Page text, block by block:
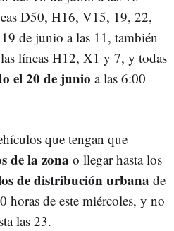
D50, H16, V15, 19, 22,
de junio a las 11, también
líneas H12, X1 y 7, y todas
el 20 de junio a las 6:00
que tengan que
de la zona o llegar hasta los
de distribución urbana de
horas de este miércoles, y no
las 23.